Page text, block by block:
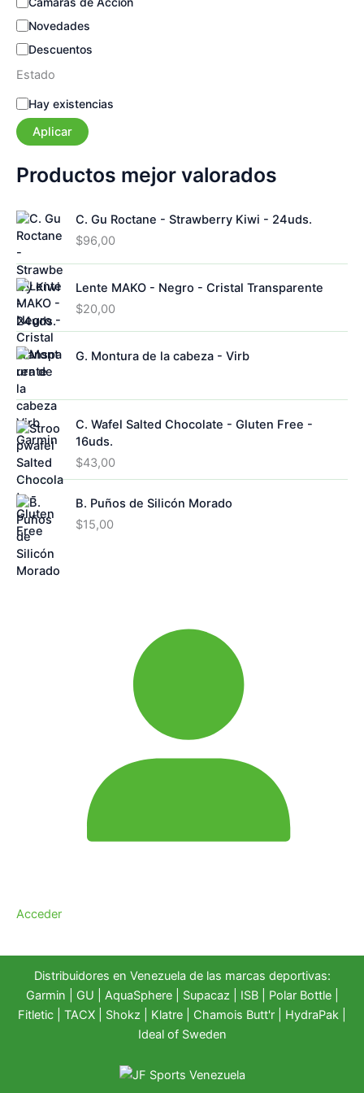
Novedades
Descuentos
Estado
E
s
t
d
o
Hay existencias
Aplicar
Productos mejor valorados
C. Gu Roctane - Strawberry Kiwi - 24uds.
$96,00
Lente MAKO - Negro - Cristal Transparente
$20,00
G. Montura de la cabeza - Virb
C. Wafel Salted Chocolate - Gluten Free -
16uds.
$43,00
B. Puños de Silicón Morado
$15,00
Acceder
Distribuidores en Venezuela de las marcas deportivas:
Garmin
GU AquaSphere| Supacaz | ISB | Polar Bottle|
Fitletic
TACX Shokz Klatre Chamois Butt'r HydraPak
Ideal of Sweden